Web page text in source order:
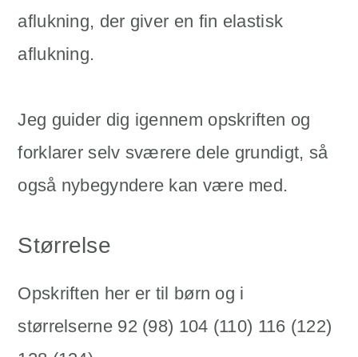
aflukning, der giver en fin elastisk
aflukning.
Jeg guider dig igennem opskriften og
forklarer selv sværere dele grundigt, så
også nybegyndere kan være med.
Størrelse
Opskriften her er til børn og i
størrelserne 92 (98) 104 (110) 116 (122)